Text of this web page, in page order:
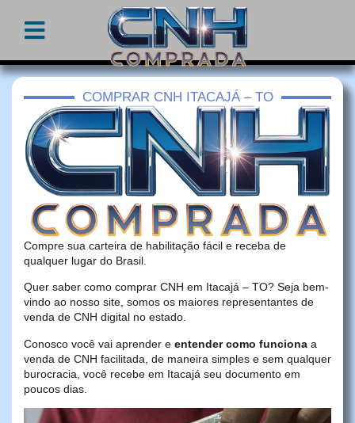
COMPRAR CNH ITACAJÁ – TO
Compre sua carteira de habilitação fácil e receba de
qualquer lugar do Brasil.
Quer saber como comprar CNH em Itacajá – TO? Seja bem-
vindo ao nosso site, somos os maiores representantes de
venda de CNH digital no estado.
Conosco você vai aprender e entender como funciona a
venda de CNH facilitada, de maneira simples e sem qualquer
burocracia, você recebe em Itacajá seu documento em
poucos dias.